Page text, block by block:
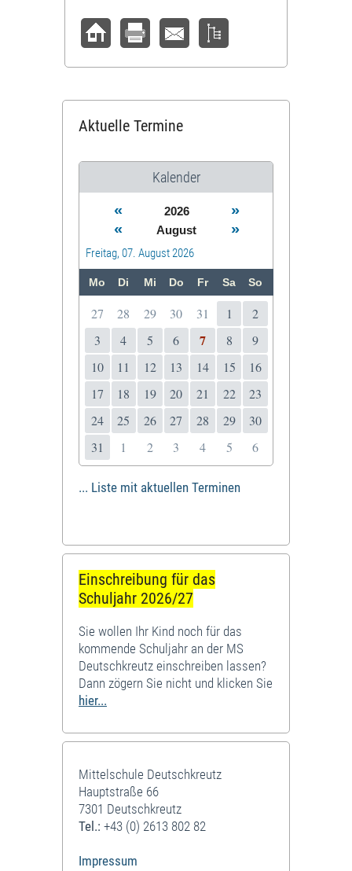
Aktuelle Termine
Kalender
« 2026
»
«
August »
Freitag, 07. August 2026
Mo Di Mi Do Fr Sa So
27 28 29 30 31 1
2
3
4 5 6 7 8
9
10
11 12 13 14 15
16
17
18 19 20 21 22
23
24
25 26 27 28 29
30
31
1 2 3 4 5 6
... Liste mit aktuellen Terminen
Einschreibung für das
Schuljahr 2026/27
Sie wollen Ihr Kind noch für das
kommende Schuljahr an der MS
Deutschkreutz einschreiben lassen?
Dann zögern Sie nicht und klicken Sie
hier...
Mittelschule Deutschkreutz
Hauptstraße 66
7301 Deutschkreutz
Tel.: +43 (0) 2613 802 82
Impressum